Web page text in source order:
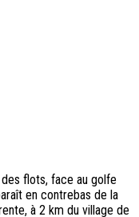
flots, face au golfe
en contrebas de la
à 2 km du village de